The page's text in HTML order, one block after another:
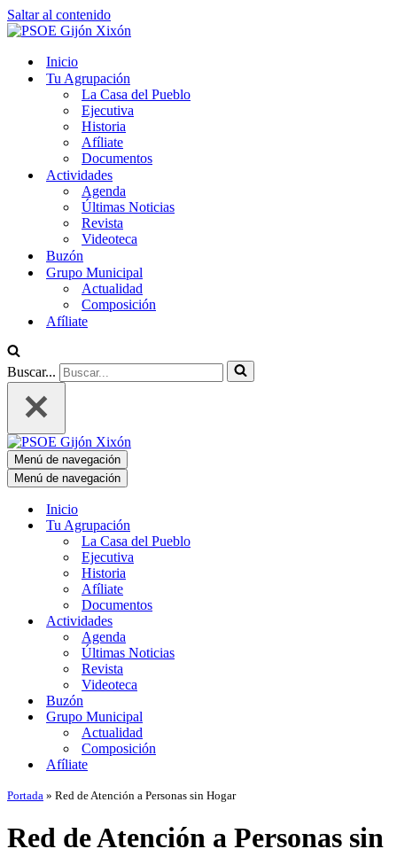
Saltar al contenido
Inicio
Tu Agrupación
La Casa del Pueblo
Ejecutiva
Historia
Afíliate
Documentos
Actividades
Agenda
Últimas Noticias
Revista
Videoteca
Buzón
Grupo Municipal
Actualidad
Composición
Afíliate
Buscar...
Menú de navegación
Menú de navegación
Inicio
Tu Agrupación
La Casa del Pueblo
Ejecutiva
Historia
Afíliate
Documentos
Actividades
Agenda
Últimas Noticias
Revista
Videoteca
Buzón
Grupo Municipal
Actualidad
Composición
Afíliate
Portada » Red de Atención a Personas sin Hogar
Red de Atención a Personas sin